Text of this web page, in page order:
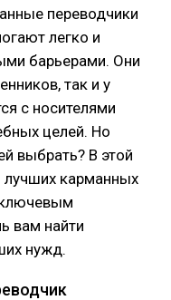
переводчики
легко и
барьерами. Они
так и у
с носителями
целей. Но
выбрать? В этой
карманных
ключевым
вам найти
нужд.